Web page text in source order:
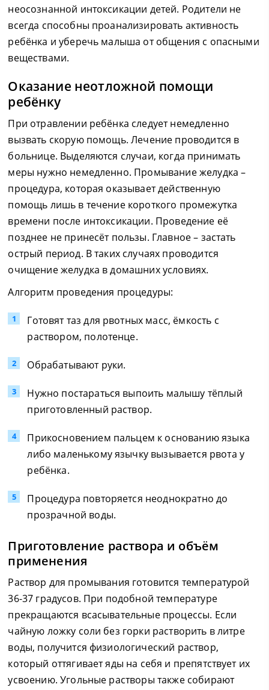
неосознанной интоксикации детей. Родители не
всегда способны проанализировать активность
ребёнка и уберечь малыша от общения с опасными
веществами.
Оказание неотложной помощи
ребёнку
При отравлении ребёнка следует немедленно
вызвать скорую помощь. Лечение проводится в
больнице. Выделяются случаи, когда принимать
меры нужно немедленно. Промывание желудка –
процедура, которая оказывает действенную
помощь лишь в течение короткого промежутка
времени после интоксикации. Проведение её
позднее не принесёт пользы. Главное – застать
острый период. В таких случаях проводится
очищение желудка в домашних условиях.
Алгоритм проведения процедуры:
Готовят таз для рвотных масс, ёмкость с
раствором, полотенце.
Обрабатывают руки.
Нужно постараться выпоить малышу тёплый
приготовленный раствор.
Прикосновением пальцем к основанию языка
либо маленькому язычку вызывается рвота у
ребёнка.
Процедура повторяется неоднократно до
прозрачной воды.
Приготовление раствора и объём
применения
Раствор для промывания готовится температурой
36-37 градусов. При подобной температуре
прекращаются всасывательные процессы. Если
чайную ложку соли без горки растворить в литре
воды, получится физиологический раствор,
который оттягивает яды на себя и препятствует их
усвоению. Угольные растворы также собирают